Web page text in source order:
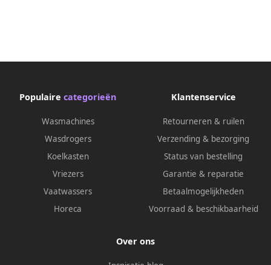
Populaire categorieën
Wasmachines
Wasdrogers
Koelkasten
Vriezers
Vaatwassers
Horeca
Klantenservice
Retourneren & ruilen
Verzending & bezorging
Status van bestelling
Garantie & reparatie
Betaalmogelijkheden
Voorraad & beschikbaarheid
Over ons